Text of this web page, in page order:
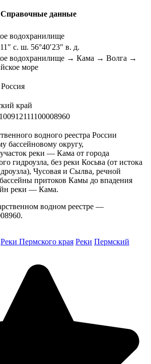
Справочные данные
водохранилище
с. ш. 56°40′23″ в. д.
водохранилище → Кама → Волга →
море
Россия
край
водного реестра России
бассейновому округу,
реки — Кама от города
гидроузла, без реки Косьва (от истока
Чусовая и Сылва, речной
притоков Камы до впадения
реки — Кама.
водном реестре —
Реки Пермского края Реки Пермский